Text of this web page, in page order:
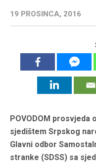
19 PROSINCA, 2016
POVODOM prosvjeda
sjedištem Srpskog
Glavni odbor
stranke (SDSS) sa